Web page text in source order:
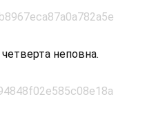
неповна.